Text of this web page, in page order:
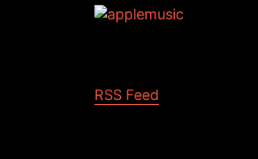
RSS Feed